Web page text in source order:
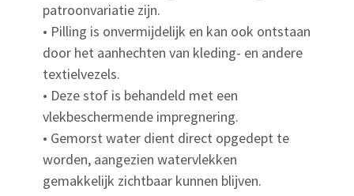
patroonvariatie zijn.
• Pilling is onvermijdelijk en kan ook ontstaan
door het aanhechten van kleding- en andere
textielvezels.
• Deze stof is behandeld met een
vlekbeschermende impregnering.
• Gemorst water dient direct opgedept te
worden, aangezien watervlekken
gemakkelijk zichtbaar kunnen blijven.